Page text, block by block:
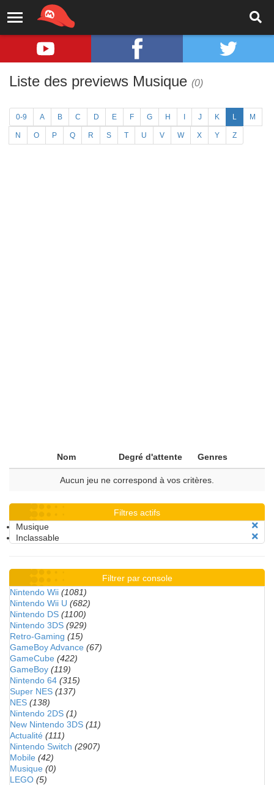
Liste des previews Musique (0)
0-9 A B C D E F G H J K L M
N O P Q R S T U V W X Y Z
Nom Degré d'attente Genres
Aucun jeu ne correspond à vos critères.
Filtres actifs
Musique
Inclassable
Filtrer par console
Nintendo Wii (1081)
Nintendo Wii U (682)
Nintendo DS (1100)
Nintendo 3DS (929)
Retro-Gaming (15)
GameBoy Advance (67)
GameCube (422)
GameBoy (119)
Nintendo 64 (315)
Super NES (137)
NES (138)
Nintendo 2DS (1)
New Nintendo 3DS (11)
Actualité (111)
Nintendo Switch (2907)
Mobile (42)
Musique (0)
LEGO (5)